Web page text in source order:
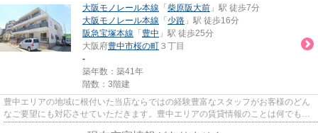
大阪モノレール本線 「 柴原阪大前 」駅 徒歩7分
大阪モノレール本線 「 少路 」駅 徒歩16分
阪急宝塚本線 「 豊中 」駅 徒歩25分
大阪府豊中市桜の町 ３丁目
-
築年数：築41年
階数：3階建
豊中エリアの地域に根付いた当店ならではの経験豊富なスタッフがお客様のどん
なご要望にも対応させていただきます。豊中エリアの賃貸情報のことは何でもお